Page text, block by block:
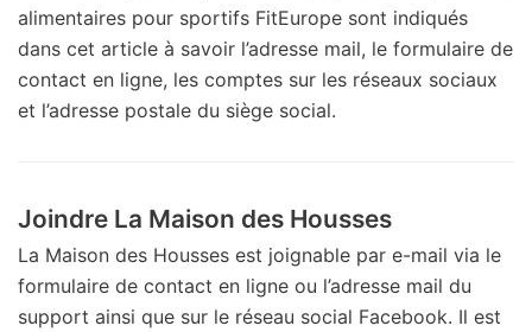
alimentaires pour sportifs FitEurope sont indiqués
dans cet article à savoir l’adresse mail, le formulaire de
contact en ligne, les comptes sur les réseaux sociaux
et l’adresse postale du siège social.
Joindre La Maison des Housses
La Maison des Housses est joignable par e-mail via le
formulaire de contact en ligne ou l’adresse mail du
support ainsi que sur le réseau social Facebook. Il est